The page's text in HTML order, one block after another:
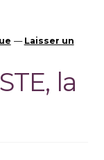
— Laisser un
la